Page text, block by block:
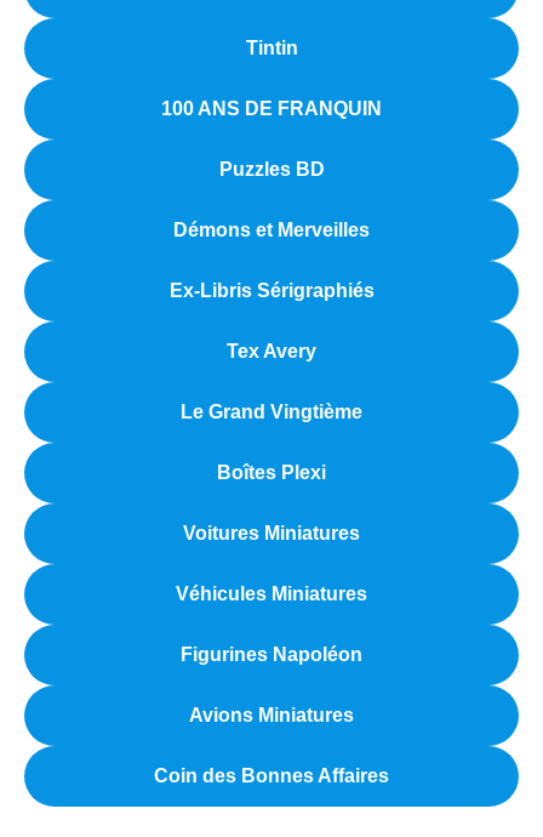
Tintin
100 ANS DE FRANQUIN
Puzzles BD
Démons et Merveilles
Ex-Libris Sérigraphiés
Tex Avery
Le Grand Vingtième
Boîtes Plexi
Voitures Miniatures
Véhicules Miniatures
Figurines Napoléon
Avions Miniatures
Coin des Bonnes Affaires